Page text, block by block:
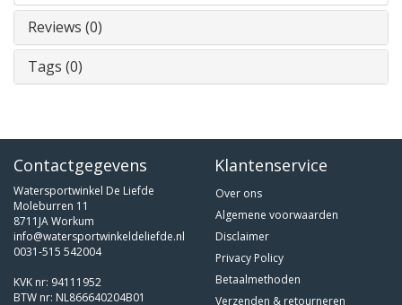
Reviews (0)
Tags (0)
Contactgegevens
Watersportwinkel De Liefde
Moleburren 11
8711JA Workum
info@watersportwinkeldeliefde.nl
0031-515 542004
KVK nr: 94111952
BTW nr: NL866640204B01
Klantenservice
Over ons
Algemene voorwaarden
Disclaimer
Privacy Policy
Betaalmethoden
Verzenden & retourneren